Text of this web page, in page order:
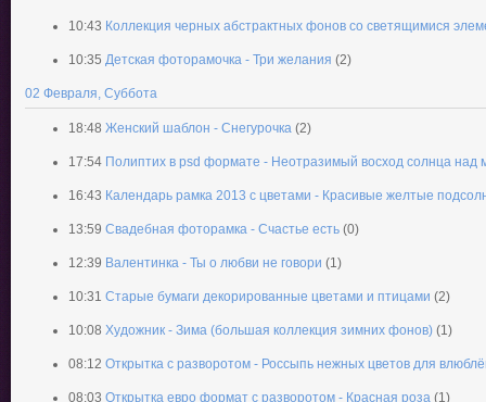
10:43 Коллекция черных абстрактных фонов со светящимися
10:35 Детская фоторамочка - Три желания (2)
02 Февраля, Суббота
18:48 Женский шаблон - Cнегурочка (2)
17:54 Полиптих в psd формате - Неотразимый восход солнца над
16:43 Календарь рамка 2013 с цветами - Красивые желтые
13:59 Свадебная фоторамка - Счастье есть (0)
12:39 Валентинка - Ты о любви не говори (1)
10:31 Старые бумаги декорированные цветами и птицами (2)
10:08 Художник - Зима (большая коллекция зимних фонов) (1)
08:12 Открытка с разворотом - Россыпь нежных цветов для
08:03 Открытка евро формат с разворотом - Красная роза (1)